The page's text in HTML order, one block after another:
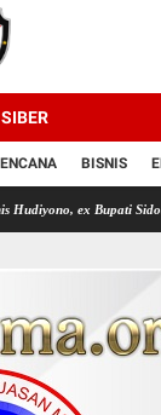
BISNIS
Sidoarjo dan Kadis